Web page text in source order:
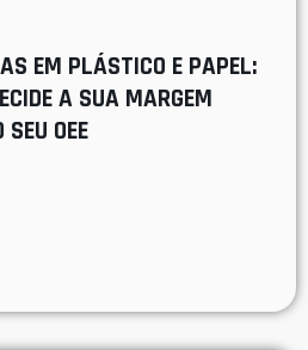
EM PLÁSTICO E PAPEL:
A SUA MARGEM
OEE